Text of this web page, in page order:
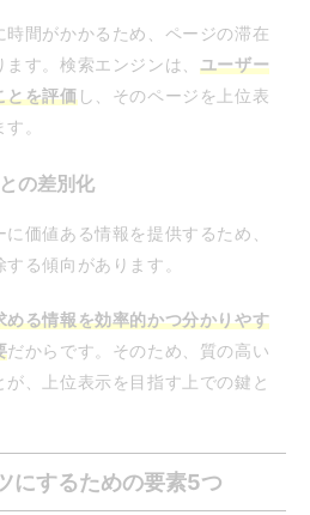
間がかかるため、ページの滞在
す。検索エンジンは、 ユーザー
とを評価し、そのページを上位表
。
の差別化
価値ある情報を提供するため、
る傾向があります。
める情報を効率的かつ分かりやす
だからです。そのため、質の高い
、上位表示を目指す上での鍵と
にするための要素5つ